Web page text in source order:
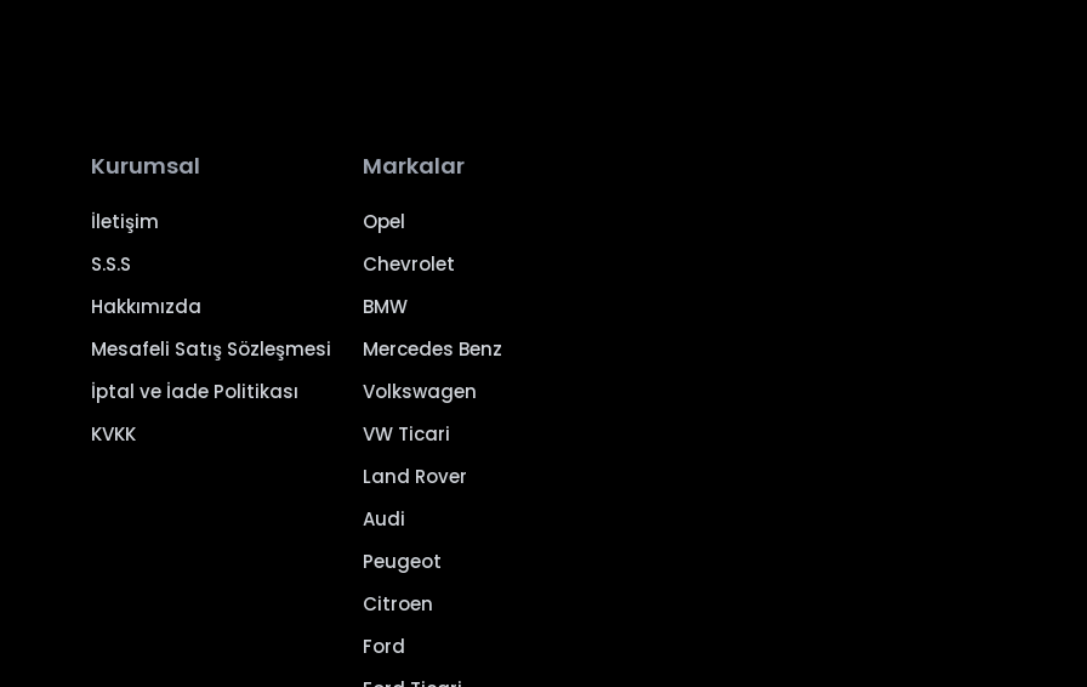
Kurumsal
İletişim
S.S.S
Hakkımızda
Mesafeli Satış Sözleşmesi
İptal ve İade Politikası
KVKK
Markalar
Opel
Chevrolet
BMW
Mercedes Benz
Volkswagen
VW Ticari
Land Rover
Audi
Peugeot
Citroen
Ford